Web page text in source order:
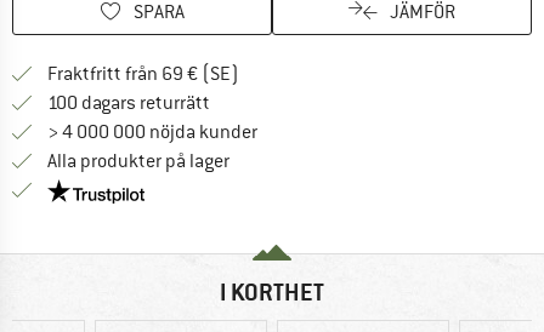
SPARA JÄMFÖR
Fraktfritt från 69 € (SE)
100 dagars returrätt
> 4 000 000 nöjda kunder
Alla produkter på lager
Trust Pilot-garanti - hitta all information här!
I KORTHET